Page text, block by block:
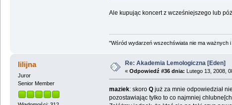
Ale kupując koncert z wcześniejszego lub
"Wśród wydarzeń wszechświata nie ma ważnych
lilijna
Juror
Senior Member
Re: Akademia Lemologiczna [Eden]
« Odpowiedź #36 dnia: Lutego 13, 2008,
maziek: skoro Qjuż za mnie odpowiedział
pozostawiając tylko to co najmniej